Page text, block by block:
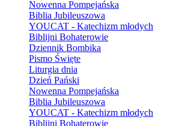
Nowenna Pompejańska
Biblia Jubileuszowa
YOUCAT - Katechizm młodych
Biblijni Bohaterowie
Dziennik Bombika
Pismo Święte
Liturgia dnia
Dzień Pański
Nowenna Pompejańska
Biblia Jubileuszowa
YOUCAT - Katechizm młodych
Biblijni Bohaterowie